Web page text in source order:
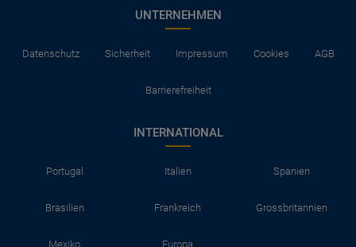
UNTERNEHMEN
Datenschutz Sicherheit Impressum Cookies AGB
Barrierefreiheit
INTERNATIONAL
Portugal Italien Spanien
Brasilien Frankreich Grossbritannien
Mexiko Europa